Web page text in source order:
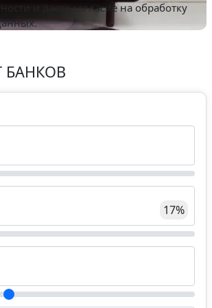
и даете согласие на обработку
БАНКОВ
17%